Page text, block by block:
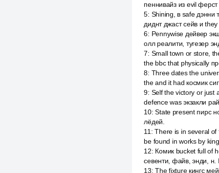
пеннивайз из evil
5: Shining, в safe дэнни
диднт джаст сейв и
6: Pennywise дейвер
олл реалити, тугезер
7: Small town or store,
the bbc that physically
8: Three dates the
the and it had космик
9: Self the victory or just
defence was экзакли
10:State present пирс
лёдей.
11 :There is in several
be found in works by
12: Комик bucket full of
севенти, файв, энди,
13:The fixture кингс